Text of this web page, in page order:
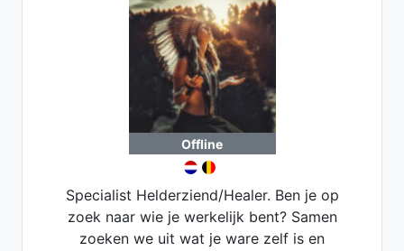
Offline
Specialist Helderziend/Healer. Ben je op
zoek naar wie je werkelijk bent? Samen
zoeken we uit wat je ware zelf is en